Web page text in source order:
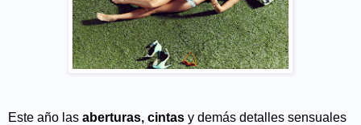
Este año las aberturas, cintas y demás detalles sensuales